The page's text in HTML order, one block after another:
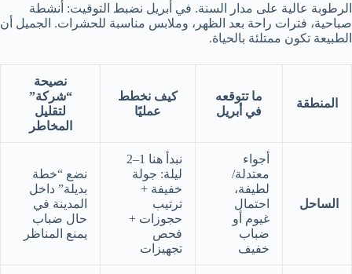
الرطوبة عالية على مدار السنة. في أبريل نضبط التوقيت: أنشطة
صباحية، فترات راحة بعد الظهر، وملابس مناسبة للحشرات. الجميل أن
الطبيعة تكون ممتلئة بالحياة.
المنطقة
ما تتوقعه
في أبريل
كيف نخطط
عمليًا
نصيحة
“شركة”
لتقليل
المخاطر
الساحل
أجواء
معتدلة/
لطيفة،
احتمال
غيوم أو
ضباب
خفيف
نبدأ هنا 1–2
ليلة: جولة
خفيفة +
ترتيب
حجوزات +
فحص
تجهيزات
نضع “خطة
بديلة” داخل
المدينة في
حال ضباب
يمنع المناظر